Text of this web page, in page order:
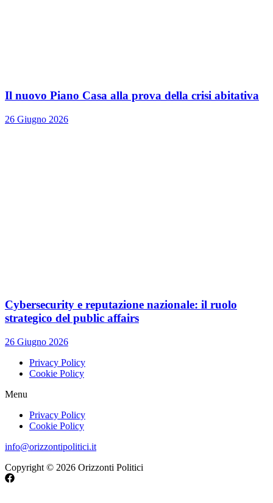
Il nuovo Piano Casa alla prova della crisi abitativa
26 Giugno 2026
Cybersecurity e reputazione nazionale: il ruolo
strategico del public affairs
26 Giugno 2026
Privacy Policy
Cookie Policy
Menu
Privacy Policy
Cookie Policy
info@orizzontipolitici.it
Copyright © 2026 Orizzonti Politici